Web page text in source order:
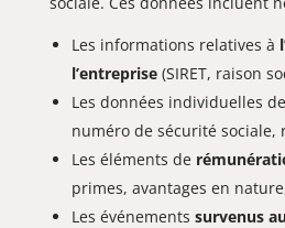
Les informations relatives à
l’entreprise(SIRET, raison
Les données individuelles
numéro de sécurité sociale,
Les éléments de
primes, avantages en
Les événements survenus